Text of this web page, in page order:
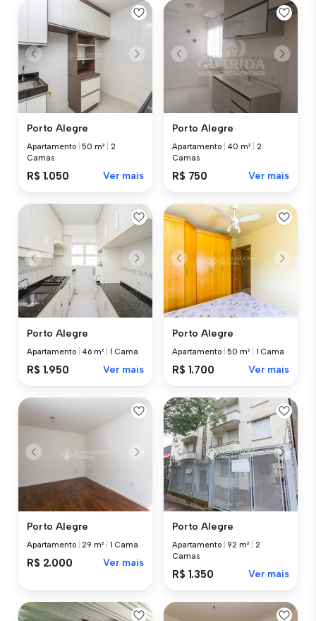
Porto Alegre
Apartamento |50 m²
2
Camas
R$ 1.050 Ver mais
Porto Alegre
Apartamento 40 m²
2
Camas
R$ 750 Ver mais
Porto Alegre
Apartamento 46 m² 1 Cama
R$ 1.950 Ver mais
Porto Alegre
Apartamento |50 m² 1 Cama
R$ 1.700 Ver mais
Porto Alegre
Apartamento |29 m² 1 Cama
R$ 2.000 Ver mais
Porto Alegre
Apartamento |92 m²
2
Camas
R$ 1.350 Ver mais